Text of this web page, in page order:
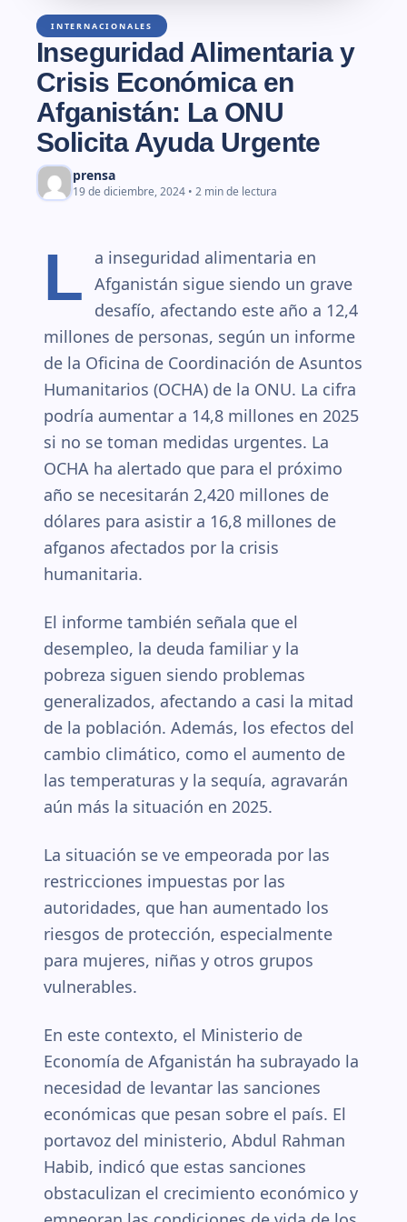
INTERNACIONALES
Inseguridad Alimentaria y
Crisis Económica en
Afganistán: La ONU
Solicita Ayuda Urgente
prensa
19 de diciembre, 2024 • 2 min de lectura
L
a inseguridad alimentaria en
Afganistán sigue siendo un grave
desafío, afectando este año a 12,4
millones de personas, según un informe
de la Oficina de Coordinación de Asuntos
Humanitarios (OCHA) de la ONU. La cifra
podría aumentar a 14,8 millones en 2025
si no se toman medidas urgentes. La
OCHA ha alertado que para el próximo
año se necesitarán 2,420 millones de
dólares para asistir a 16,8 millones de
afganos afectados por la crisis
humanitaria.
El informe también señala que el
desempleo, la deuda familiar y la
pobreza siguen siendo problemas
generalizados, afectando a casi la mitad
de la población. Además, los efectos del
cambio climático, como el aumento de
las temperaturas y la sequía, agravarán
aún más la situación en 2025.
La situación se ve empeorada por las
restricciones impuestas por las
autoridades, que han aumentado los
riesgos de protección, especialmente
para mujeres, niñas y otros grupos
vulnerables.
En este contexto, el Ministerio de
Economía de Afganistán ha subrayado la
necesidad de levantar las sanciones
económicas que pesan sobre el país. El
portavoz del ministerio, Abdul Rahman
Habib, indicó que estas sanciones
obstaculizan el crecimiento económico y